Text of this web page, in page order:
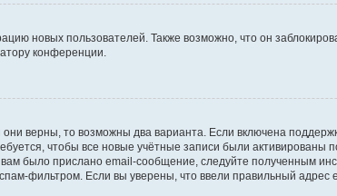
новых пользователей. Также возможно, что он
конференции.
верны, то возможны два варианта. Если включена
чтобы все новые учётные записи были активированы
было прислано email-сообщение, следуйте полученным
фильтром. Если вы уверены, что ввели правильный адрес